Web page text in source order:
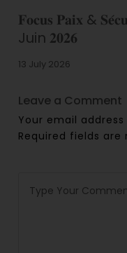
𝐅𝐨𝐜𝐮𝐬 𝐏𝐚𝐢𝐱 &
Juin 𝟐𝟎𝟐𝟔
13 July 2026
Leave a Comment
Your email
Required fields are